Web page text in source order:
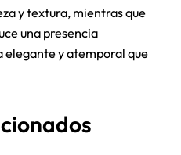
y textura, mientras que
una presencia
elegante y atemporal que